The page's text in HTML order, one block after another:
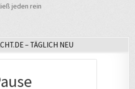
jeden rein
– TÄGLICH NEU